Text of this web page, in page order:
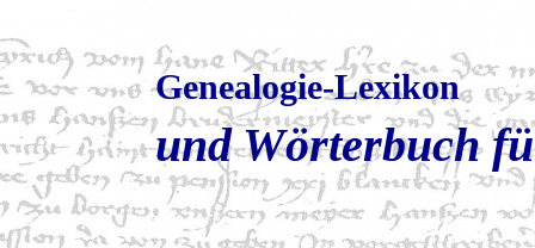
Genealogie-Lexikon
und Wörterbuch